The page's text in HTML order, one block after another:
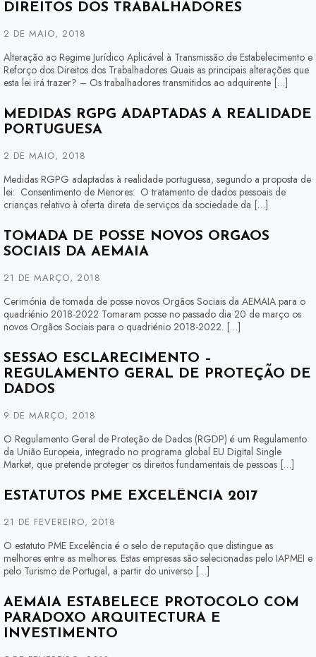
DIREITOS DOS TRABALHADORES
2 DE MAIO, 2018
Alteração ao Regime Jurídico Aplicável à Transmissão de Estabelecimento e
Reforço dos Direitos dos Trabalhadores Quais as principais alterações que
esta lei irá trazer? – Os trabalhadores transmitidos ao adquirente […]
MEDIDAS RGPG ADAPTADAS À REALIDADE
PORTUGUESA
2 DE MAIO, 2018
Medidas RGPG adaptadas à realidade portuguesa, segundo a proposta de
lei: Consentimento de Menores: O tratamento de dados pessoais de
crianças relativo à oferta direta de serviços da sociedade da […]
TOMADA DE POSSE NOVOS ORGÃOS
SOCIAIS DA AEMAIA
21 DE MARÇO, 2018
Cerimónia de tomada de posse novos Orgãos Sociais da AEMAIA para o
quadriénio 2018-2022 Tomaram posse no passado dia 20 de março os
novos Orgãos Sociais para o quadriénio 2018-2022. […]
SESSÃO ESCLARECIMENTO –
REGULAMENTO GERAL DE PROTEÇÃO DE
DADOS
9 DE MARÇO, 2018
O Regulamento Geral de Proteção de Dados (RGDP) é um Regulamento
da União Europeia, integrado no programa global EU Digital Single
Market, que pretende proteger os direitos fundamentais de pessoas […]
ESTATUTOS PME EXCELÊNCIA 2017
21 DE FEVEREIRO, 2018
O estatuto PME Excelência é o selo de reputação que distingue as
melhores entre as melhores. Estas empresas são selecionadas pelo IAPMEI e
pelo Turismo de Portugal, a partir do universo […]
AEMAIA ESTABELECE PROTOCOLO COM
PARADOXO ARQUITECTURA E
INVESTIMENTO